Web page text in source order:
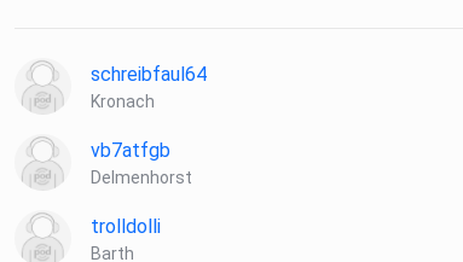
schreibfaul64
Kronach
vb7atfgb
Delmenhorst
trolldolli
Barth